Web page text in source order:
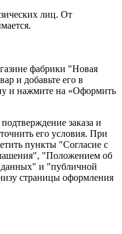
лиц. От
фабрики "Новая
и добавьте его в
и нажмите на «Оформить
заказа и
его условия. При
пункты "Согласие с
"Положением об
данных" и "публичной
страницы оформления